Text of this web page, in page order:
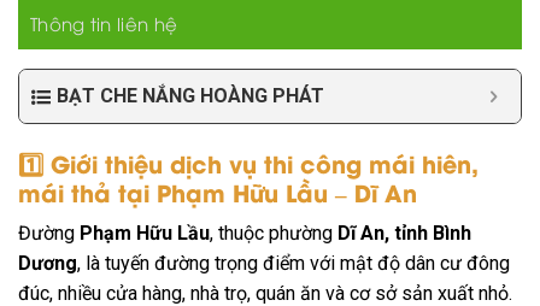
Thông tin liên hệ
BẠT CHE NẮNG HOÀNG PHÁT
1️⃣ Giới thiệu dịch vụ thi công mái hiên,
mái thả tại Phạm Hữu Lầu – Dĩ An
Đường Phạm Hữu Lầu, thuộc phường Dĩ An, tỉnh Bình
Dương, là tuyến đường trọng điểm với mật độ dân cư đông
đúc, nhiều cửa hàng, nhà trọ, quán ăn và cơ sở sản xuất nhỏ.